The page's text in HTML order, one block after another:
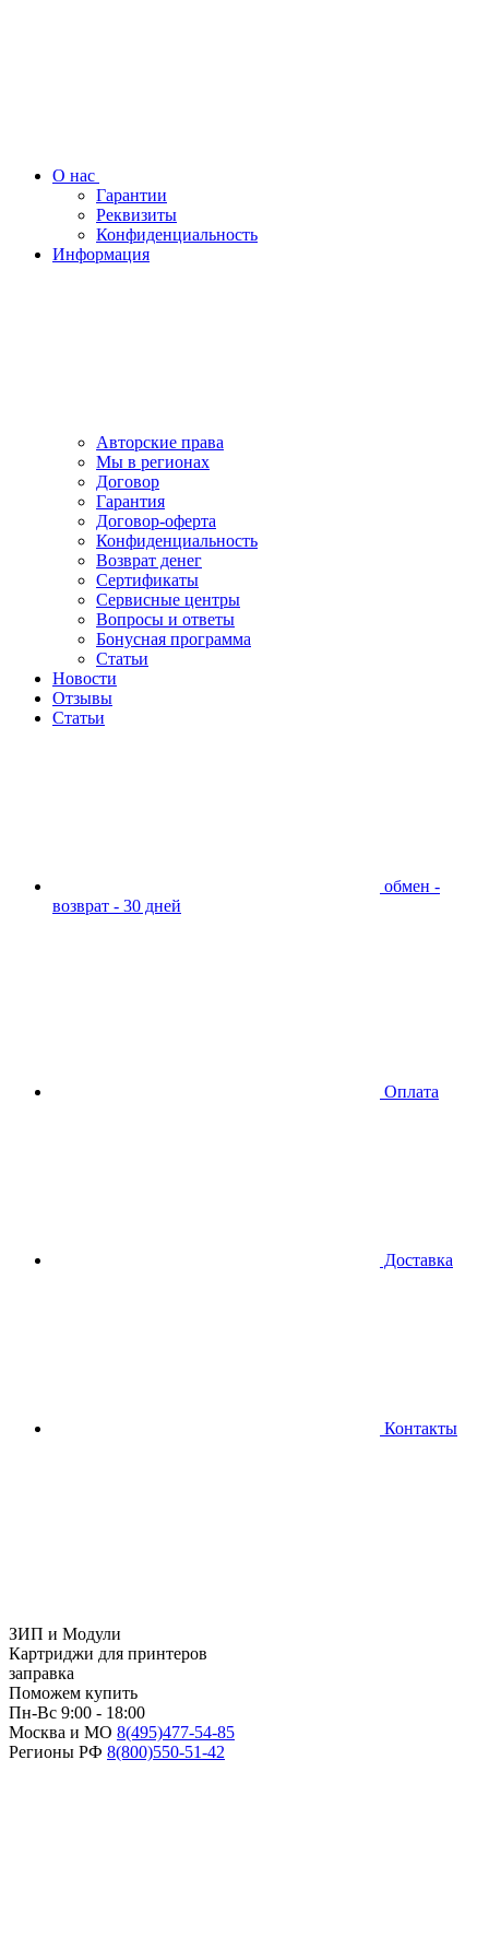
О нас
Гарантии
Реквизиты
Конфиденциальность
Информация
Авторские права
Мы в регионах
Договор
Гарантия
Договор-оферта
Конфиденциальность
Возврат денег
Сертификаты
Сервисные центры
Вопросы и ответы
Бонусная программа
Статьи
Новости
Отзывы
Статьи
обмен -
возврат - 30 дней
Оплата
Доставка
Контакты
ЗИП и Модули
Картриджи для принтеров
заправка
Поможем купить
Пн-Вс 9:00 - 18:00
Москва и МО 8(495)477-54-85
Регионы РФ 8(800)550-51-42